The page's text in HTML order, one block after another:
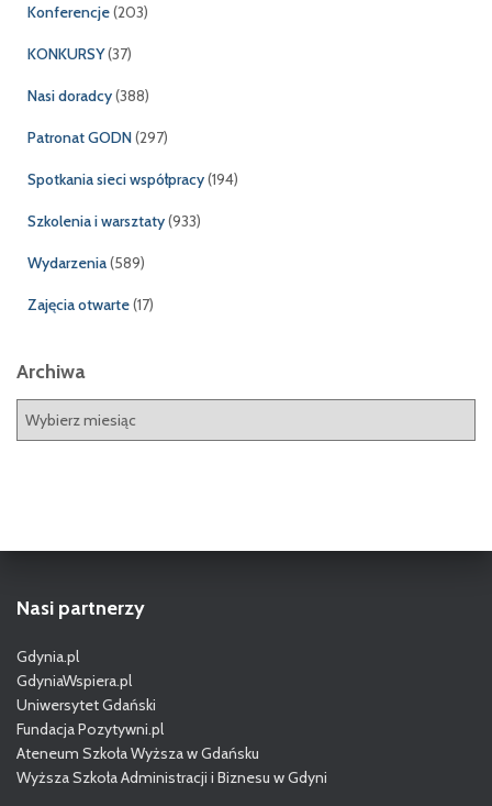
Konferencje(203)
KONKURSY(37)
Nasi doradcy(388)
Patronat GODN(297)
Spotkania sieci współpracy(194)
Szkolenia i warsztaty(933)
Wydarzenia(589)
Zajęcia otwarte(17)
Archiwa
a
Nasi partnerzy
Gdynia.pl
GdyniaWspiera.pl
Uniwersytet Gdański
Fundacja Pozytywni.pl
Ateneum Szkoła Wyższa w Gdańsku
Wyższa Szkoła Administracji i Biznesu w Gdyni